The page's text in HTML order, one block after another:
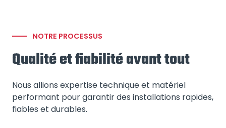
NOTRE PROCESSUS
Qualité et fiabilité avant tout
Nous allions expertise technique et matériel
performant pour garantir des installations rapides,
fiables et durables.